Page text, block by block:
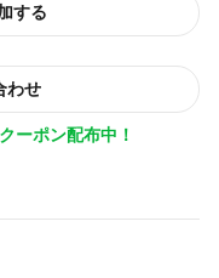
する
わせ
ーポン配布中！